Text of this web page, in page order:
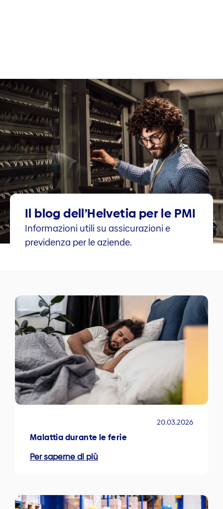
Il blog dell’Helvetia per le PMI
Informazioni utili su assicurazioni e
previdenza per le aziende.
20.03.2026
Malattia durante le ferie
Per saperne di più